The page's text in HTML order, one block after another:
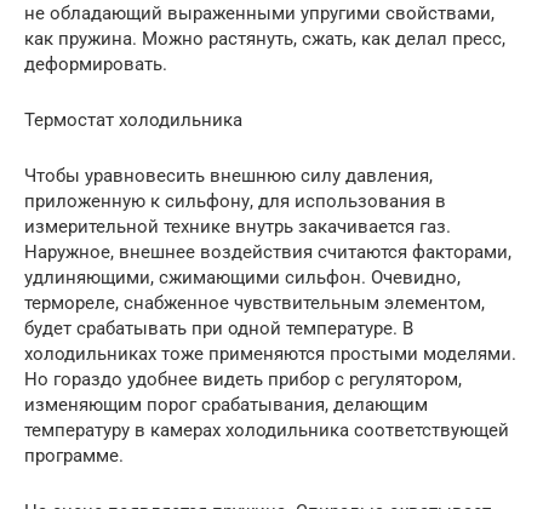
не обладающий выраженными упругими свойствами,
как пружина. Можно растянуть, сжать, как делал пресс,
деформировать.
Термостат холодильника
Чтобы уравновесить внешнюю силу давления,
приложенную к сильфону, для использования в
измерительной технике внутрь закачивается газ.
Наружное, внешнее воздействия считаются факторами,
удлиняющими, сжимающими сильфон. Очевидно,
термореле, снабженное чувствительным элементом,
будет срабатывать при одной температуре. В
холодильниках тоже применяются простыми моделями.
Но гораздо удобнее видеть прибор с регулятором,
изменяющим порог срабатывания, делающим
температуру в камерах холодильника соответствующей
программе.